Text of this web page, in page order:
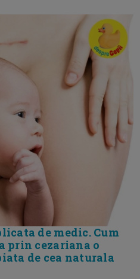
de medic. Cum
prin cezariana o
de cea naturala